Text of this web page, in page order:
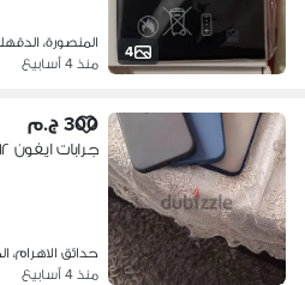
4
المنصورة،
منذ 4 أسابيع
300 ج.م
جرابات ايفون ١٢ او١٢ برو
حدائق الاهرام،
منذ 4 أسابيع